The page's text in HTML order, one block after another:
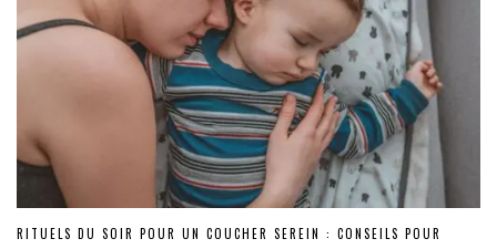
RITUELS DU SOIR POUR UN COUCHER SEREIN : CONSEILS POUR